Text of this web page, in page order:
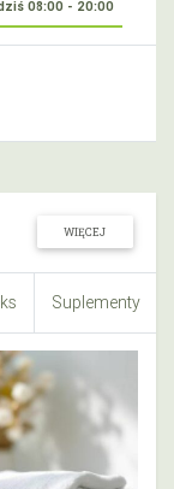
08:00 - 20:00
WIĘCEJ
Suplementy